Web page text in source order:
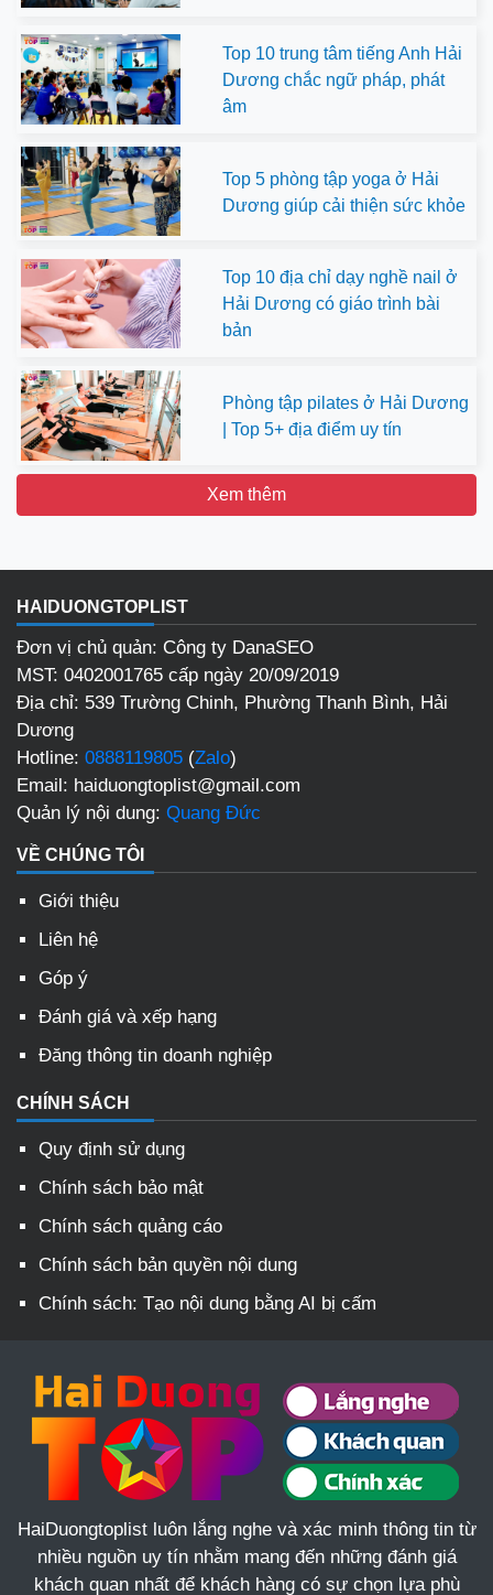
Top 10 trung tâm tiếng Anh Hải
Dương chắc ngữ pháp, phát
âm
Top 5 phòng tập yoga ở Hải
Dương giúp cải thiện sức khỏe
Top 10 địa chỉ dạy nghề nail ở
Hải Dương có giáo trình bài
bản
Phòng tập pilates ở Hải Dương
| Top 5+ địa điểm uy tín
Xem thêm
HAIDUONGTOPLIST
Đơn vị chủ quản: Công ty DanaSEO
MST: 0402001765 cấp ngày 20/09/2019
Địa chỉ: 539 Trường Chinh, Phường Thanh Bình, Hải
Dương
Hotline: 0888119805 (Zalo)
Email: haiduongtoplist@gmail.com
Quản lý nội dung: Quang Đức
VỀ CHÚNG TÔI
Giới thiệu
Liên hệ
Góp ý
Đánh giá và xếp hạng
Đăng thông tin doanh nghiệp
CHÍNH SÁCH
Quy định sử dụng
Chính sách bảo mật
Chính sách quảng cáo
Chính sách bản quyền nội dung
Chính sách: Tạo nội dung bằng AI bị cấm
HaiDuongtoplist luôn lắng nghe và xác minh thông tin từ
nhiều nguồn uy tín nhằm mang đến những đánh giá
khách quan nhất để khách hàng có sự chọn lựa phù